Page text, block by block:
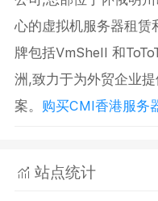
心的虚拟机服务器租赁
牌包括VmShell 和
洲,致力于为外贸企业
案。 购买CMI香港服务
站点统计